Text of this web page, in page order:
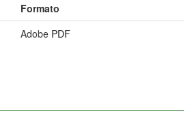
Formato
Adobe PDF